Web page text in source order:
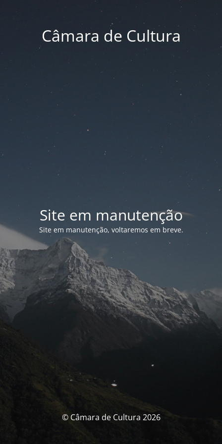
Câmara de Cultura
Site em manutenção
Site em manutenção, voltaremos em breve.
© Câmara de Cultura 2026